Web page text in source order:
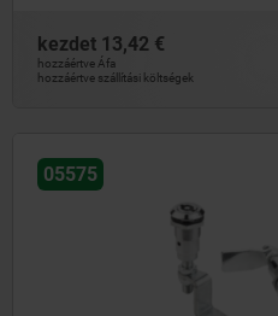
kezdet 13,42 €
hozzáértve Áfa
hozzáértve szállítási költségek
05575